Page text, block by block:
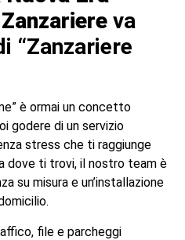
va
“Zanzariere
è ormai un concetto
godere di un servizio
stress che ti raggiunge
dove ti trovi, il nostro team è
su misura e un’installazione
file e parcheggi